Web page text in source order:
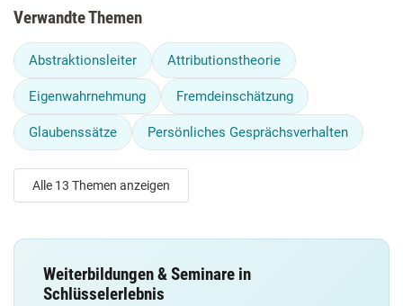
Verwandte Themen
Abstraktionsleiter Attributionstheorie
Eigenwahrnehmung Fremdeinschätzung
Glaubenssätze Persönliches Gesprächsverhalten
Alle 13 Themen anzeigen
Weiterbildungen & Seminare in
Schlüsselerlebnis